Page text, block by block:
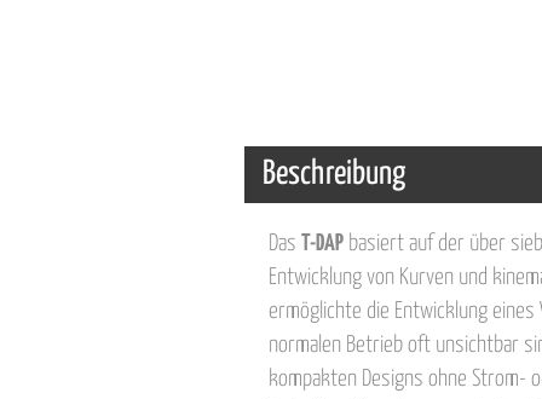
Beschreibung
Das T-DAP basiert auf der über
Entwicklung von Kurven und
ermöglichte die Entwicklung
normalen Betrieb oft unsichtbar
kompakten Designs ohne Strom-